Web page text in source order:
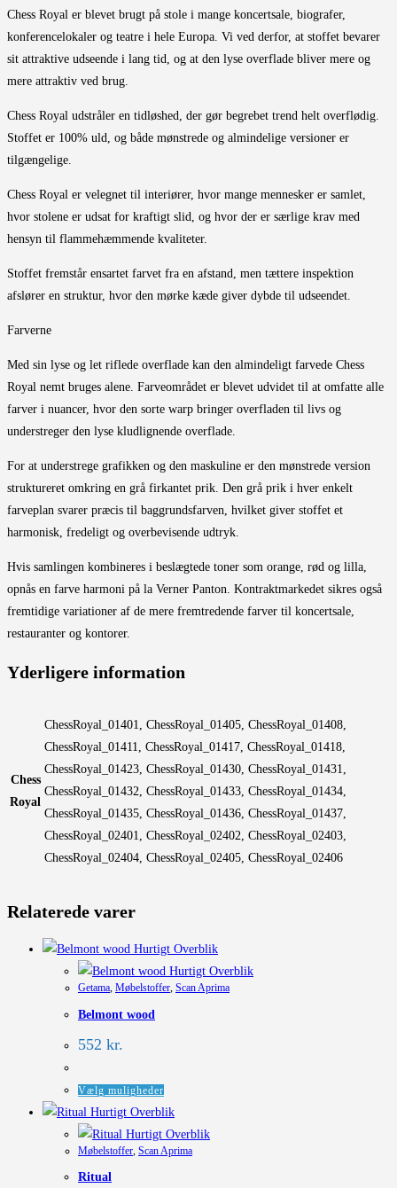
Chess Royal er blevet brugt på stole i mange koncertsale, biografer,
konferencelokaler og teatre i hele Europa. Vi ved derfor, at stoffet bevarer
sit attraktive udseende i lang tid, og at den lyse overflade bliver mere og
mere attraktiv ved brug.
Chess Royal udstråler en tidløshed, der gør begrebet trend helt overflødig.
Stoffet er 100% uld, og både mønstrede og almindelige versioner er
tilgængelige.
Chess Royal er velegnet til interiører, hvor mange mennesker er samlet,
hvor stolene er udsat for kraftigt slid, og hvor der er særlige krav med
hensyn til flammehæmmende kvaliteter.
Stoffet fremstår ensartet farvet fra en afstand, men tættere inspektion
afslører en struktur, hvor den mørke kæde giver dybde til udseendet.
Farverne
Med sin lyse og let riflede overflade kan den almindeligt farvede Chess
Royal nemt bruges alene. Farveområdet er blevet udvidet til at omfatte alle
farver i nuancer, hvor den sorte warp bringer overfladen til livs og
understreger den lyse kludlignende overflade.
For at understrege grafikken og den maskuline er den mønstrede version
struktureret omkring en grå firkantet prik. Den grå prik i hver enkelt
farveplan svarer præcis til baggrundsfarven, hvilket giver stoffet et
harmonisk, fredeligt og overbevisende udtryk.
Hvis samlingen kombineres i beslægtede toner som orange, rød og lilla,
opnås en farve harmoni på la Verner Panton. Kontraktmarkedet sikres også
fremtidige variationer af de mere fremtredende farver til koncertsale,
restauranter og kontorer.
Yderligere information
Chess
Royal
ChessRoyal_01401, ChessRoyal_01405, ChessRoyal_01408,
ChessRoyal_01411, ChessRoyal_01417, ChessRoyal_01418,
ChessRoyal_01423, ChessRoyal_01430, ChessRoyal_01431,
ChessRoyal_01432, ChessRoyal_01433, ChessRoyal_01434,
ChessRoyal_01435, ChessRoyal_01436, ChessRoyal_01437,
ChessRoyal_02401, ChessRoyal_02402, ChessRoyal_02403,
ChessRoyal_02404, ChessRoyal_02405, ChessRoyal_02406
Relaterede varer
Hurtigt Overblik
Hurtigt Overblik
Getama, Møbelstoffer, Scan Aprima
Belmont wood
552 kr.
Vælg mulighederDette
vare
har
flere
Hurtigt Overblik
Hurtigt Overblik
Møbelstoffer Scan Aprima
Ritual